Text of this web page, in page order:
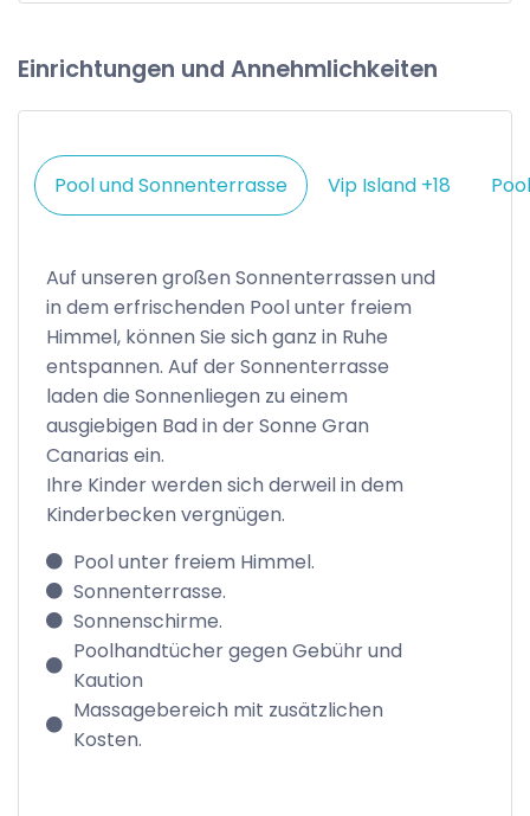
Einrichtungen und Annehmlichkeiten
Pool und Sonnenterrasse Vip Island +18
Auf unseren großen Sonnenterrassen und
in dem erfrischenden Pool unter freiem
Himmel, können Sie sich ganz in Ruhe
entspannen. Auf der Sonnenterrasse
laden die Sonnenliegen zu einem
ausgiebigen Bad in der Sonne Gran
Canarias ein.
Ihre Kinder werden sich derweil in dem
Kinderbecken vergnügen.
Pool unter freiem Himmel.
Sonnenterrasse.
Sonnenschirme.
Poolhandtücher gegen Gebühr und
Kaution
Massagebereich mit zusätzlichen
Kosten.